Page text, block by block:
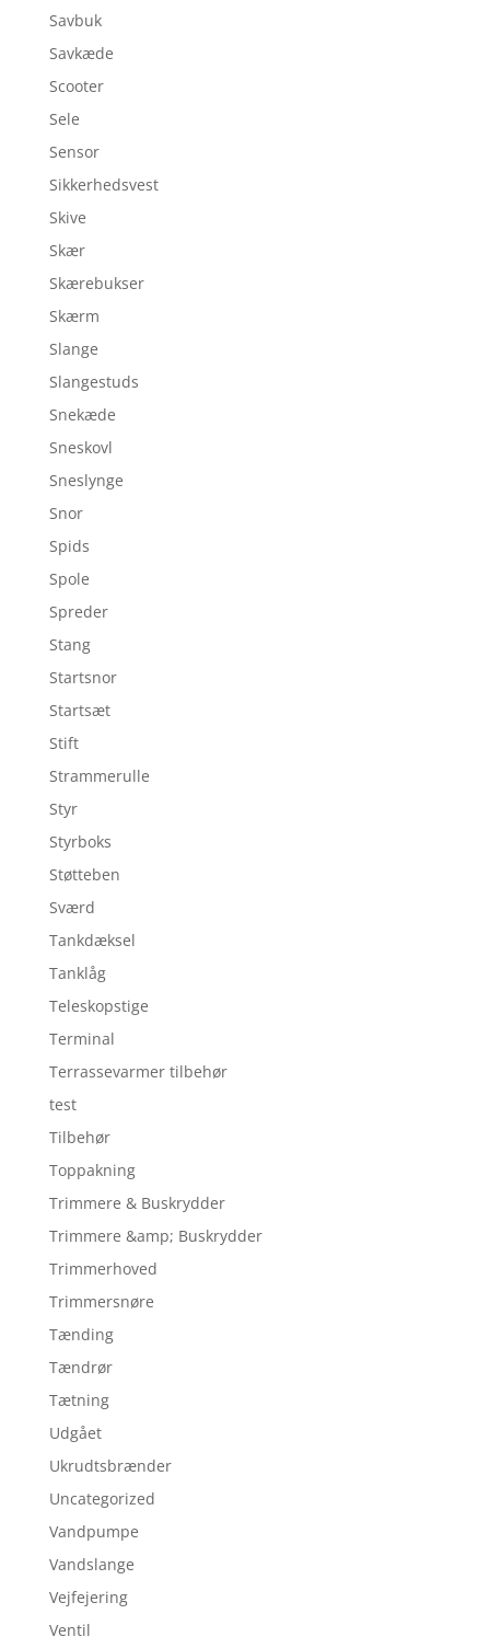
Savbuk
Savkæde
Scooter
Sele
Sensor
Sikkerhedsvest
Skive
Skær
Skærebukser
Skærm
Slange
Slangestuds
Snekæde
Sneskovl
Sneslynge
Snor
Spids
Spole
Spreder
Stang
Startsnor
Startsæt
Stift
Strammerulle
Styr
Styrboks
Støtteben
Sværd
Tankdæksel
Tanklåg
Teleskopstige
Terminal
Terrassevarmer tilbehør
test
Tilbehør
Toppakning
Trimmere & Buskrydder
Trimmere &amp; Buskrydder
Trimmerhoved
Trimmersnøre
Tænding
Tændrør
Tætning
Udgået
Ukrudtsbrænder
Uncategorized
Vandpumpe
Vandslange
Vejfejering
Ventil